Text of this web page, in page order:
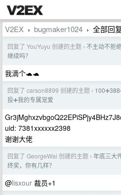
V2EX › bugmaker1024 › 全部回
回复了 YouYuyu 创建的主题 › 不主动不拒
继续吗？
我滴个🐢🐢
回复了 carson8899 创建的主题 ›
投➕我的专属宠爱
uid: 7381xxxxxx2398
谢谢大佬
回复了 GeorgeWai 创建的主题 › 年底三大
终奖，你有几样？
@lisxour 裁员+1